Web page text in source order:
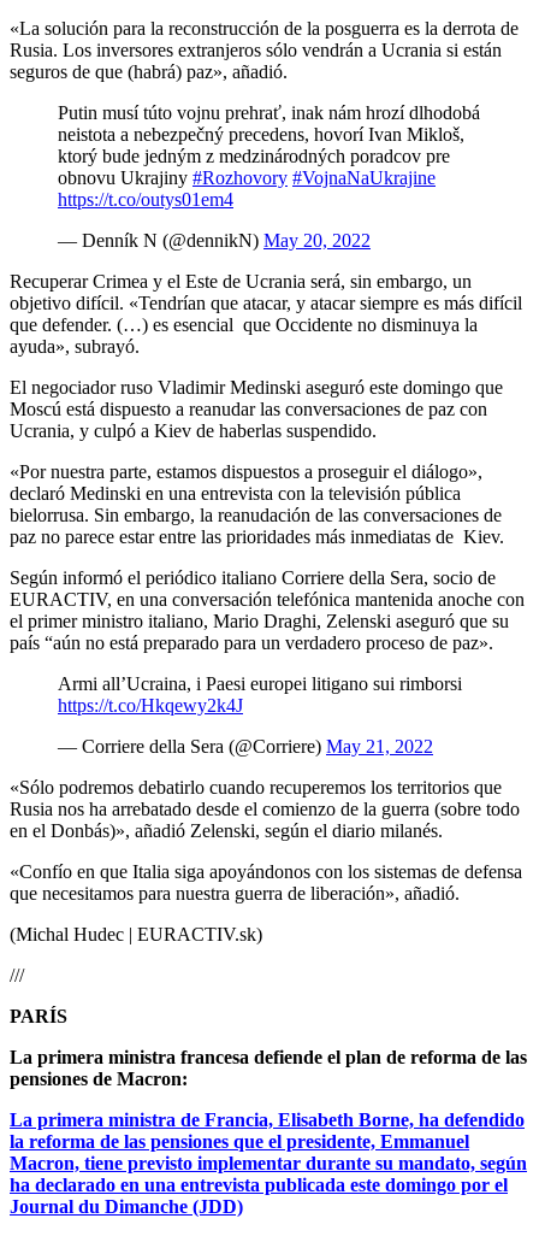
«La solución para la reconstrucción de la posguerra es la derrota de
Rusia. Los inversores extranjeros sólo vendrán a Ucrania si están
seguros de que (habrá) paz», añadió.
Putin musí túto vojnu prehrať, inak nám hrozí dlhodobá
neistota a nebezpečný precedens, hovorí Ivan Mikloš,
ktorý bude jedným z medzinárodných poradcov pre
obnovu Ukrajiny #Rozhovory #VojnaNaUkrajine
https://t.co/outys01em4
— Denník N (@dennikN) May 20, 2022
Recuperar Crimea y el Este de Ucrania será, sin embargo, un
objetivo difícil. «Tendrían que atacar, y atacar siempre es más difícil
que defender. (…) es esencial que Occidente no disminuya la
ayuda», subrayó.
El negociador ruso Vladimir Medinski aseguró este domingo que
Moscú está dispuesto a reanudar las conversaciones de paz con
Ucrania, y culpó a Kiev de haberlas suspendido.
«Por nuestra parte, estamos dispuestos a proseguir el diálogo»,
declaró Medinski en una entrevista con la televisión pública
bielorrusa. Sin embargo, la reanudación de las conversaciones de
paz no parece estar entre las prioridades más inmediatas de Kiev.
Según informó el periódico italiano Corriere della Sera, socio de
EURACTIV, en una conversación telefónica mantenida anoche con
el primer ministro italiano, Mario Draghi, Zelenski aseguró que su
país “aún no está preparado para un verdadero proceso de paz».
Armi all’Ucraina, i Paesi europei litigano sui rimborsi
https://t.co/Hkqewy2k4J
— Corriere della Sera (@Corriere) May 21, 2022
«Sólo podremos debatirlo cuando recuperemos los territorios que
Rusia nos ha arrebatado desde el comienzo de la guerra (sobre todo
en el Donbás)», añadió Zelenski, según el diario milanés.
«Confío en que Italia siga apoyándonos con los sistemas de defensa
que necesitamos para nuestra guerra de liberación», añadió.
(Michal Hudec | EURACTIV.sk)
///
PARÍS
La primera ministra francesa defiende el plan de reforma de las
pensiones de Macron:
La primera ministra de Francia, Elisabeth Borne, ha defendido
la reforma de las pensiones que el presidente, Emmanuel
Macron, tiene previsto implementar durante su mandato, según
ha declarado en una entrevista publicada este domingo por el
Journal du Dimanche (JDD)